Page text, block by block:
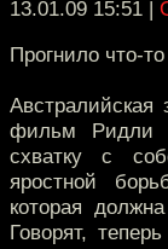
13.01.09 15:51 |
Прогнило что-
Австралийская
фильм Ридли
схватку с
яростной
которая
Говорят,